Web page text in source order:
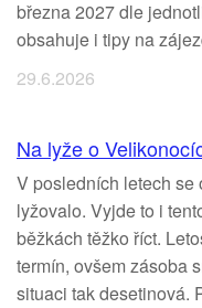
března 2027 dle
obsahuje i tipy na
29.6.2026
Na lyže o
V posledních letech
lyžovalo. Vyjde to i
běžkách těžko říct.
termín, ovšem zásoba
situaci tak desetinová.